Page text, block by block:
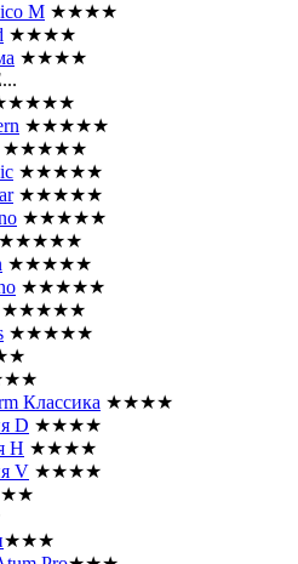
M ★★★★
★★★★
★★★★
★★★★★
★★★★★
★★★★★
★★★★★
★★★★★
★★★★★
★★★★★
★★★★★
★★★★★
★★★★★
Классика ★★★★
D ★★★★
H ★★★★
V ★★★★
★★★